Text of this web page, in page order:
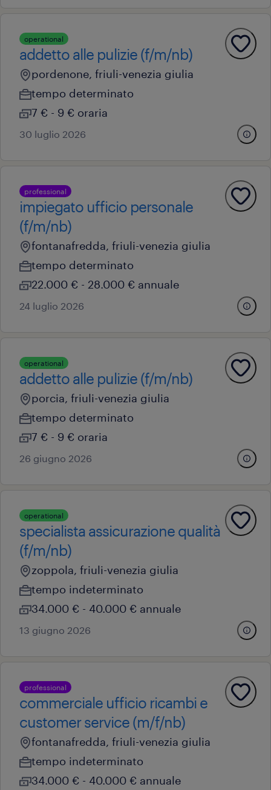
operational
addetto alle pulizie (f/m/nb)
pordenone, friuli-venezia giulia
tempo determinato
7 € - 9 € oraria
30 luglio 2026
professional
impiegato ufficio personale
(f/m/nb)
fontanafredda, friuli-venezia giulia
tempo determinato
22.000 € - 28.000 € annuale
24 luglio 2026
operational
addetto alle pulizie (f/m/nb)
porcia, friuli-venezia giulia
tempo determinato
7 € - 9 € oraria
26 giugno 2026
operational
specialista assicurazione qualità
(f/m/nb)
zoppola, friuli-venezia giulia
tempo indeterminato
34.000 € - 40.000 € annuale
13 giugno 2026
professional
commerciale ufficio ricambi e
customer service (m/f/nb)
fontanafredda, friuli-venezia giulia
tempo indeterminato
34.000 € - 40.000 € annuale